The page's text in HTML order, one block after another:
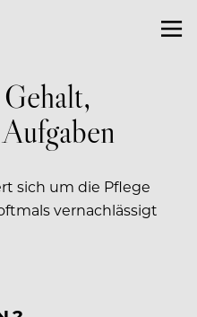
sich um die Pflege
vernachlässigt